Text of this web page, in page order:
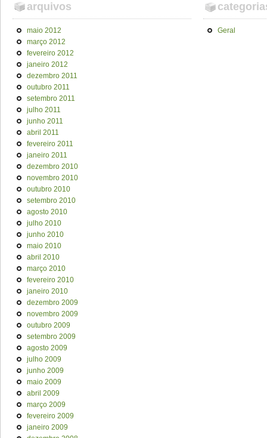
arquivos
maio 2012
março 2012
fevereiro 2012
janeiro 2012
dezembro 2011
outubro 2011
setembro 2011
julho 2011
junho 2011
abril 2011
fevereiro 2011
janeiro 2011
dezembro 2010
novembro 2010
outubro 2010
setembro 2010
agosto 2010
julho 2010
junho 2010
maio 2010
abril 2010
março 2010
fevereiro 2010
janeiro 2010
dezembro 2009
novembro 2009
outubro 2009
setembro 2009
agosto 2009
julho 2009
junho 2009
maio 2009
abril 2009
março 2009
fevereiro 2009
janeiro 2009
Geral